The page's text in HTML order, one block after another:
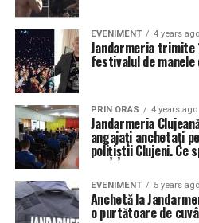
EVENIMENT 4 years ago
Jandarmeria trimite
festivalul de manele
PRIN ORAS 4 years ago
Jandarmeria
angajați anchetați
polițiștii Clujeni. Ce
EVENIMENT 5 years ago
Anchetă la
o purtătoare de